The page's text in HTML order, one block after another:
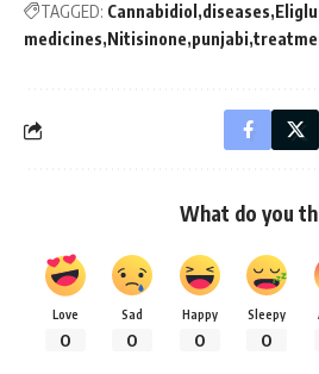
TAGGED: Cannabidiol diseases
medicines Nitisinone punjabi
What do you
Love
0
Sad
0
Happy
0
Sleepy
0